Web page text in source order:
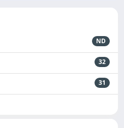
ND
32
31